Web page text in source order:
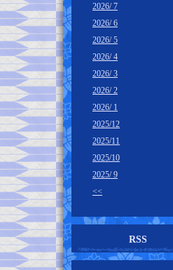
2026/ 7
2026/ 6
2026/ 5
2026/ 4
2026/ 3
2026/ 2
2026/ 1
2025/12
2025/11
2025/10
2025/ 9
<<
RSS